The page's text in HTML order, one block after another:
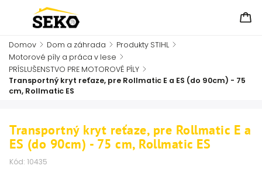
Domov / Dom a záhrada / Produkty STIHL /
Motorové píly a práca v lese /
PRÍSLUŠENSTVO PRE MOTOROVÉ PÍLY /
Transportný kryt reťaze, pre Rollmatic E a ES (do 90cm) - 75
cm, Rollmatic ES
Transportný kryt reťaze, pre Rollmatic E a
ES (do 90cm) - 75 cm, Rollmatic ES
Kód: 10435